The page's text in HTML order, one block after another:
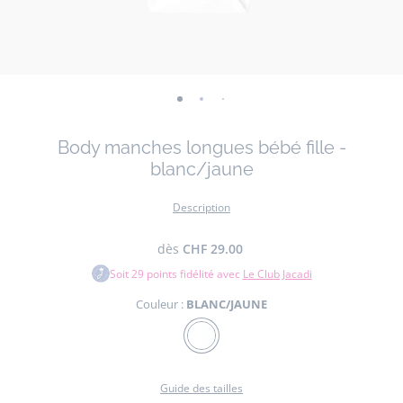
-
01 02 03 04
05
Body manches longues bébé fille -
blanc/jaune
Description
dès CHF 29.00
Soit29 points fidélité avec Le Club Jacadi
Couleur : BLANC/JAUNE
Couleur
BLANC/JAUNE
Guide des tailles